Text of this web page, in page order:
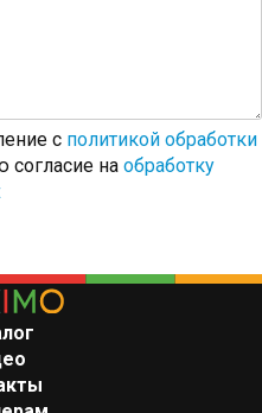
с политикой обработки
согласие на обработку